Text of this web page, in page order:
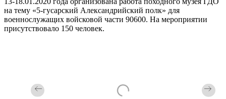
на тему «5-гусарский Александрийский полк» для
военнослужащих войсковой части 90600. На мероприятии
присутствовало 150 человек.